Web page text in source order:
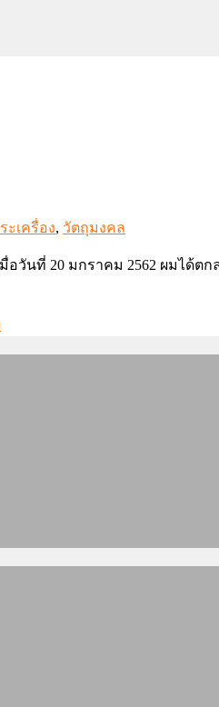
ะเครื่อง, วัตถุมงคล
วันที่ 20 มกราคม 2562 ผมได้